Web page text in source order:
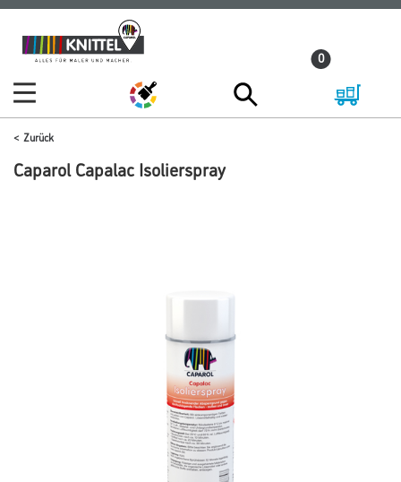
Zum
Inhalt
Zum
Navigationsmenü
0
Zurück
Caparol Capalac Isolierspray